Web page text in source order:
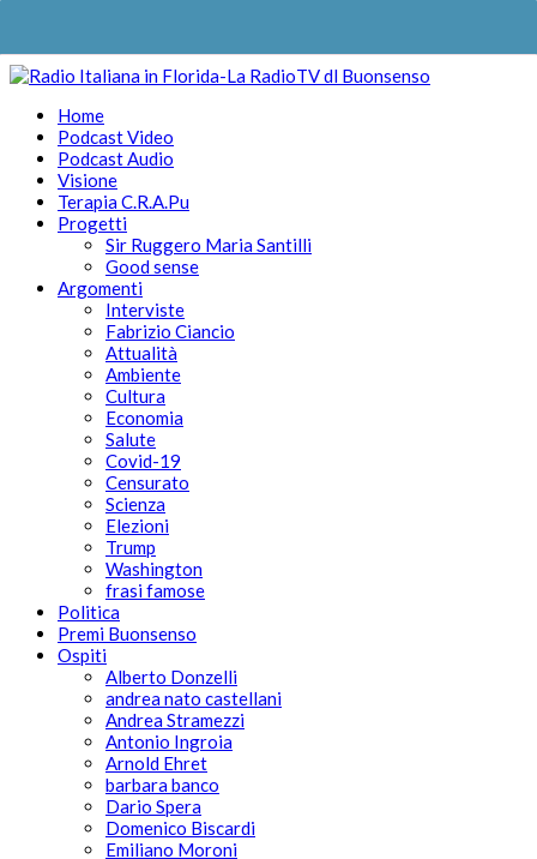
Home
Podcast Video
Podcast Audio
Visione
Terapia C.R.A.Pu
Progetti
Sir Ruggero Maria Santilli
Good sense
Argomenti
Interviste
Fabrizio Ciancio
Attualità
Ambiente
Cultura
Economia
Salute
Covid-19
Censurato
Scienza
Elezioni
Trump
Washington
frasi famose
Politica
Premi Buonsenso
Ospiti
Alberto Donzelli
andrea nato castellani
Andrea Stramezzi
Antonio Ingroia
Arnold Ehret
barbara banco
Dario Spera
Domenico Biscardi
Emiliano Moroni